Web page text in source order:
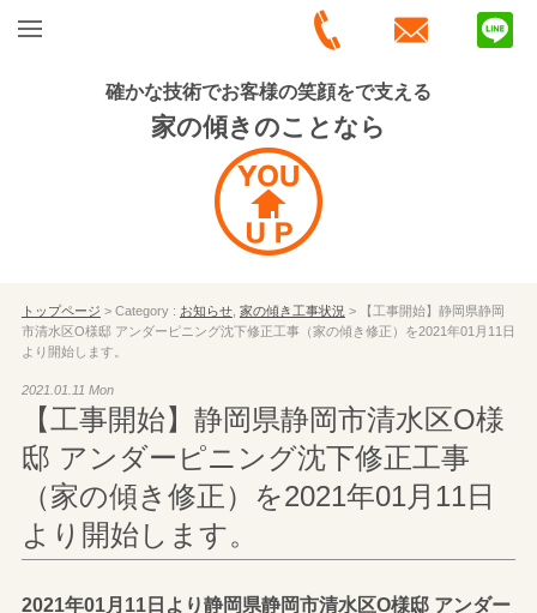
確かな技術でお客様の笑顔をで支える
家の傾きのことなら
トップページ > Category : お知らせ, 家の傾き工事状況 > 【工事開始】静岡県静岡
市清水区O様邸 アンダーピニング沈下修正工事（家の傾き修正）を2021年01月11日
より開始します。
2021.01.11 Mon
【工事開始】静岡県静岡市清水区O様
邸 アンダーピニング沈下修正工事
（家の傾き修正）を2021年01月11日
より開始します。
2021年01月11日より静岡県静岡市清水区O様邸 アンダー